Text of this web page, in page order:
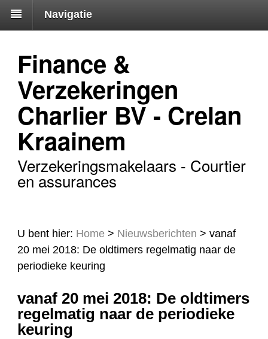
Navigatie
Finance &
Verzekeringen
Charlier BV - Crelan
Kraainem
Verzekeringsmakelaars - Courtier
en assurances
U bent hier: Home > Nieuwsberichten > vanaf
20 mei 2018: De oldtimers regelmatig naar de
periodieke keuring
vanaf 20 mei 2018: De oldtimers
regelmatig naar de periodieke
keuring